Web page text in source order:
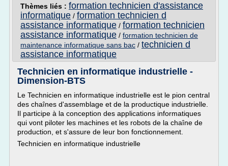
Thèmes liés : formation technicien d'assistance
informatique / formation technicien d
assistance informatique / formation technicien
assistance informatique / formation technicien de
maintenance informatique sans bac / technicien d
assistance informatique
Technicien en informatique industrielle -
Dimension-BTS
Le Technicien en informatique industrielle est le pion central
des chaînes d'assemblage et de la productique industrielle.
Il participe à la conception des applications informatiques
qui vont piloter les machines et les robots de la chaîne de
production, et s'assure de leur bon fonctionnement.
Technicien en informatique industrielle